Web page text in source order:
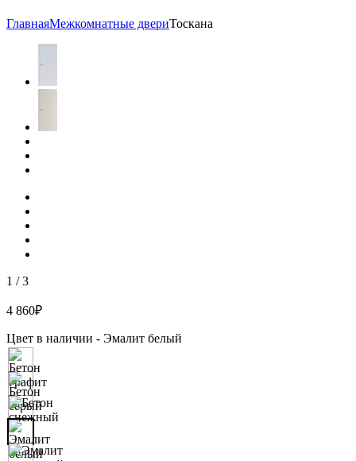
ГлавнаяМежкомнатные двериТоскана
1 /3
4 860₽
Цвет в наличии - Эмалит белый